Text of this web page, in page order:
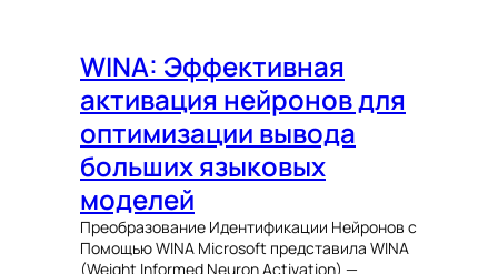
WINA: Эффективная
активация нейронов для
оптимизации вывода
больших языковых
моделей
Преобразование Идентификации Нейронов с
Помощью WINA Microsoft представила WINA
(Weight Informed Neuron Activation) —